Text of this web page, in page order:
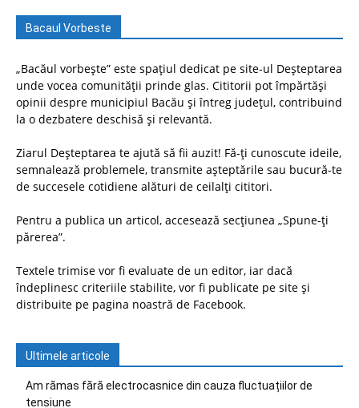
Bacaul Vorbeste
„Bacăul vorbește” este spațiul dedicat pe site-ul Deșteptarea
unde vocea comunității prinde glas. Cititorii pot împărtăși
opinii despre municipiul Bacău și întreg județul, contribuind
la o dezbatere deschisă și relevantă.
Ziarul Deșteptarea te ajută să fii auzit! Fă-ți cunoscute ideile,
semnalează problemele, transmite așteptările sau bucură-te
de succesele cotidiene alături de ceilalți cititori.
Pentru a publica un articol, accesează secțiunea „Spune-ți
părerea”.
Textele trimise vor fi evaluate de un editor, iar dacă
îndeplinesc criteriile stabilite, vor fi publicate pe site și
distribuite pe pagina noastră de Facebook.
Ultimele articole
Am rămas fără electrocasnice din cauza fluctuațiilor de
tensiune